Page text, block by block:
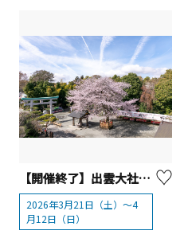
【開催終了】出雲大社相模分祠「南はだの村 桜まつり」【秦野市】
2026年3月21日（土）～4
月12日（日）